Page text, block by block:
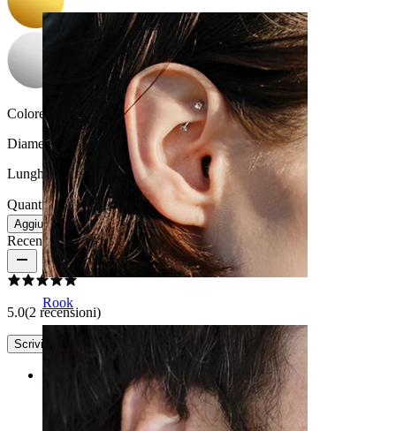
Rook
Colore della pietra:
Trasparente
Diametro del filo:
1.6 mm
Lunghezza:38 mm
Quantità: 1 Modifica
Aggiungi al carrello
Recensioni del prodotto
5.0(2 recensioni)
Scrivi una recensione